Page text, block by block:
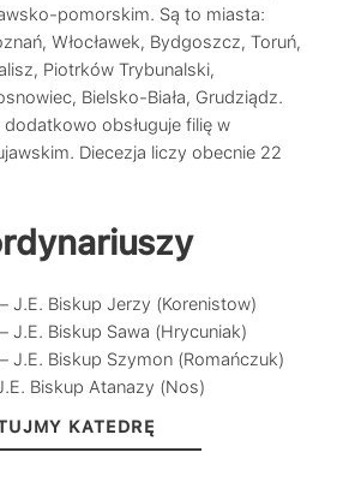
pomorskim. Są to miasta:
Włocławek, Bydgoszcz, Toruń,
Piotrków Trybunalski,
Bielsko-Biała, Grudziądz.
dodatkowo obsługuje filię w
Diecezja liczy obecnie 22
J.E. Biskup Jerzy (Korenistow)
J.E. Biskup Sawa (Hrycuniak)
J.E. Biskup Szymon (Romańczuk)
Biskup Atanazy (Nos)
KATEDRĘ